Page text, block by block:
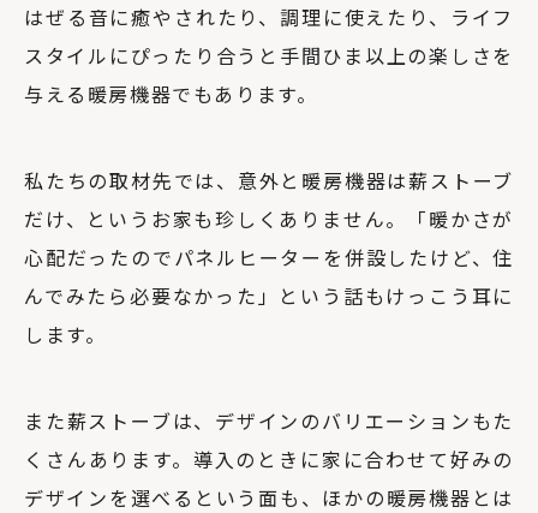
はぜる音に癒やされたり、調理に使えたり、ライフ
スタイルにぴったり合うと手間ひま以上の楽しさを
与える暖房機器でもあります。
私たちの取材先では、意外と暖房機器は薪ストーブ
だけ、というお家も珍しくありません。「暖かさが
心配だったのでパネルヒーターを併設したけど、住
んでみたら必要なかった」という話もけっこう耳に
します。
また薪ストーブは、デザインのバリエーションもた
くさんあります。導入のときに家に合わせて好みの
デザインを選べるという面も、ほかの暖房機器とは